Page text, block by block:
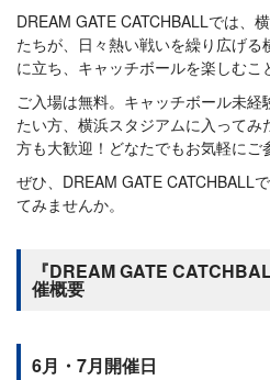
DREAM GATE CATCHBALLでは、
たちが、日々熱い戦いを繰り広げる
に立ち、キャッチボールを楽しむこ
ご入場は無料。キャッチボール未経
たい方、横浜スタジアムに入って
方も大歓迎！どなたでもお気軽にご
ぜひ、DREAM GATE CATCHBALL
てみませんか。
『DREAM GATE
催概要
6月・7月開催日